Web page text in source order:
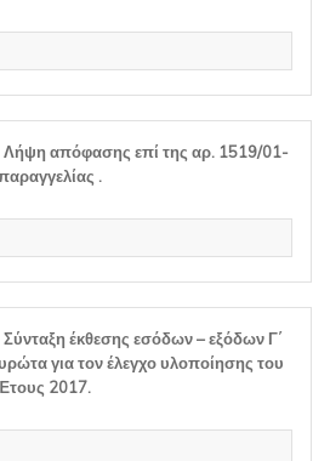
Λήψη απόφασης επί της αρ. 1519/01-
.
Σύνταξη έκθεσης εσόδων – εξόδων Γ΄
για τον έλεγχο υλοποίησης του
2017.